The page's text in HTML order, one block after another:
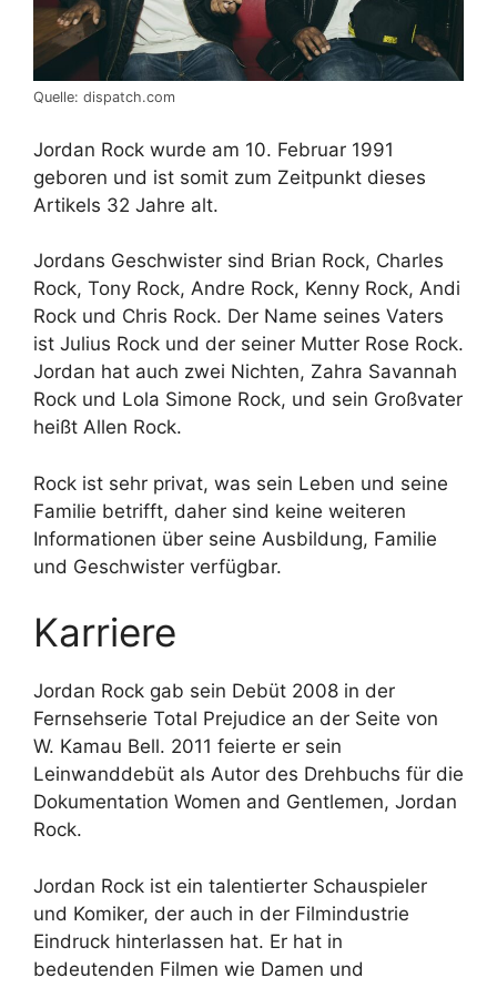
Quelle: dispatch.com
Jordan Rock wurde am 10. Februar 1991
geboren und ist somit zum Zeitpunkt dieses
Artikels 32 Jahre alt.
Jordans Geschwister sind Brian Rock, Charles
Rock, Tony Rock, Andre Rock, Kenny Rock, Andi
Rock und Chris Rock. Der Name seines Vaters
ist Julius Rock und der seiner Mutter Rose Rock.
Jordan hat auch zwei Nichten, Zahra Savannah
Rock und Lola Simone Rock, und sein Großvater
heißt Allen Rock.
Rock ist sehr privat, was sein Leben und seine
Familie betrifft, daher sind keine weiteren
Informationen über seine Ausbildung, Familie
und Geschwister verfügbar.
Karriere
Jordan Rock gab sein Debüt 2008 in der
Fernsehserie Total Prejudice an der Seite von
W. Kamau Bell. 2011 feierte er sein
Leinwanddebüt als Autor des Drehbuchs für die
Dokumentation Women and Gentlemen, Jordan
Rock.
Jordan Rock ist ein talentierter Schauspieler
und Komiker, der auch in der Filmindustrie
Eindruck hinterlassen hat. Er hat in
bedeutenden Filmen wie Damen und